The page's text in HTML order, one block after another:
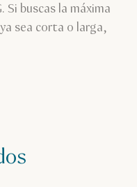
buscas la máxima
sea corta o larga,